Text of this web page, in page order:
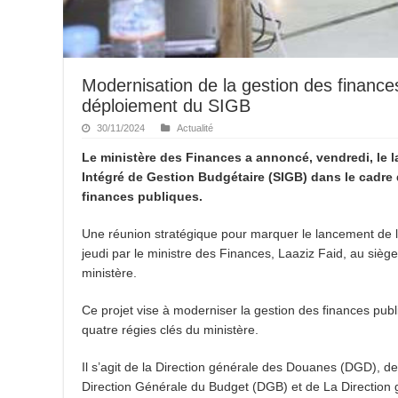
Modernisation de la gestion des
déploiement du SIGB
30/11/2024 Actualité
Le ministère des Finances a annoncé, vendredi, le
Intégré de Gestion Budgétaire (SIGB) dans le
finances publiques.
Une réunion stratégique pour marquer le lancement
jeudi par le ministre des Finances, Laaziz Faid, au
ministère.
Ce projet vise à moderniser la gestion des finances
quatre régies clés du ministère.
Il s’agit de la Direction générale des Douanes (DGD),
Direction Générale du Budget (DGB) et de La Direction